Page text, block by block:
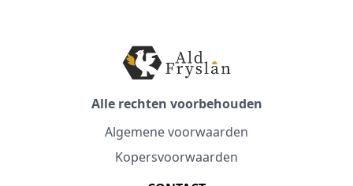
Alle rechten voorbehouden
Algemene voorwaarden
Kopersvoorwaarden